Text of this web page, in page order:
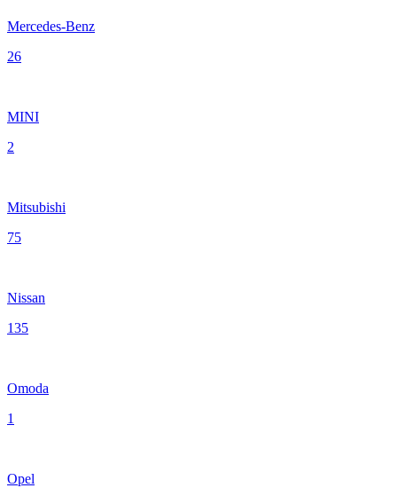
Mercedes-Benz
26
MINI
2
Mitsubishi
75
Nissan
135
Omoda
1
Opel